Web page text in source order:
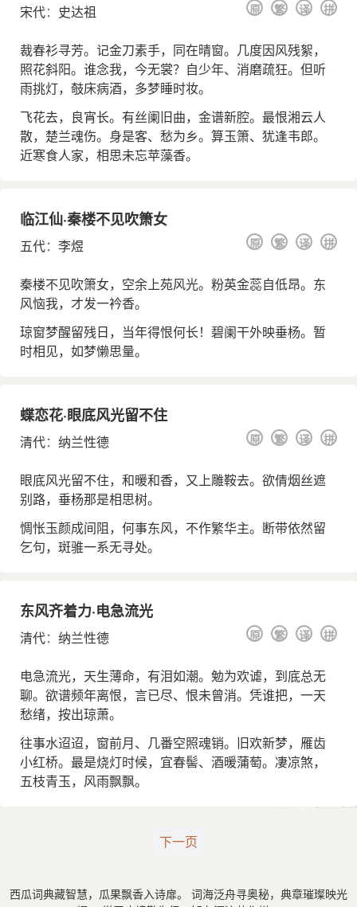
宋代： 史达祖 拼
译
繁
原
裁春衫寻芳。记金刀素手，同在晴窗。几度因风残絮，
照花斜阳。谁念我，今无裳？自少年、消磨疏狂。但听
雨挑灯，攲床病酒，多梦睡时妆。
飞花去，良宵长。有丝阑旧曲，金谱新腔。最恨湘云人
散，楚兰魂伤。身是客、愁为乡。算玉箫、犹逢韦郎。
近寒食人家，相思未忘苹藻香。
临江仙·秦楼不见吹箫女
五代： 李煜 拼
译
繁
原
秦楼不见吹箫女，空余上苑风光。粉英金蕊自低昂。东
风恼我，才发一衿香。
琼窗梦醒留残日，当年得恨何长！碧阑干外映垂杨。暂
时相见，如梦懒思量。
蝶恋花·眼底风光留不住
清代： 纳兰性德 拼
译
繁
原
眼底风光留不住，和暖和香，又上雕鞍去。欲倩烟丝遮
别路，垂杨那是相思树。
惆怅玉颜成间阻，何事东风，不作繁华主。断带依然留
乞句，斑骓一系无寻处。
东风齐着力·电急流光
清代： 纳兰性德 拼
译
繁
原
电急流光，天生薄命，有泪如潮。勉为欢谑，到底总无
聊。欲谱频年离恨，言已尽、恨未曾消。凭谁把，一天
愁绪，按出琼萧。
往事水迢迢，窗前月、几番空照魂销。旧欢新梦，雁齿
小红桥。最是烧灯时候，宜春髻、酒暖蒲萄。凄凉煞，
五枝青玉，风雨飘飘。
下一页
西瓜词典藏智慧，瓜果飘香入诗扉。 词海泛舟寻奥秘，典章璀璨映光